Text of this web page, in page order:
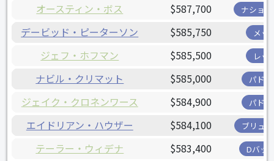
オースティン・ボス $587,700 ナショ
デービッド・ピーターソン $585,750 メッ
ジェフ・ホフマン $585,500 レッ
ナビル・クリマット $585,000 パド
ジェイク・クロネンワース $584,900 パド
エイドリアン・ハウザー $584,100 ブリュ
テーラー・ウィデナ $583,400 Dバッ